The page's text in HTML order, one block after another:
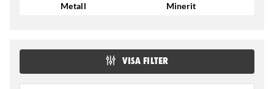
Metall Minerit
VISA FILTER